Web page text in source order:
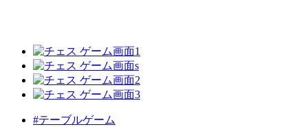
#テーブルゲーム